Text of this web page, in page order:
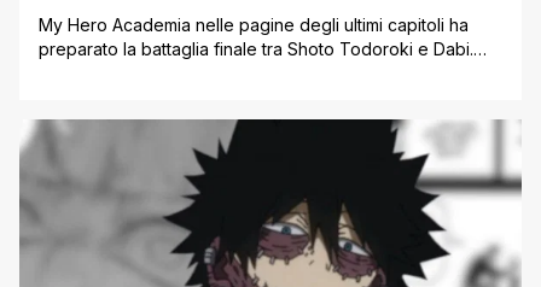
My Hero Academia nelle pagine degli ultimi capitoli ha
preparato la battaglia finale tra Shoto Todoroki e Dabi.
Durante la Guerra del Fronte di Liberazione Paranormale
afferma la sua vera identità. La stessa famiglia Todoroki si